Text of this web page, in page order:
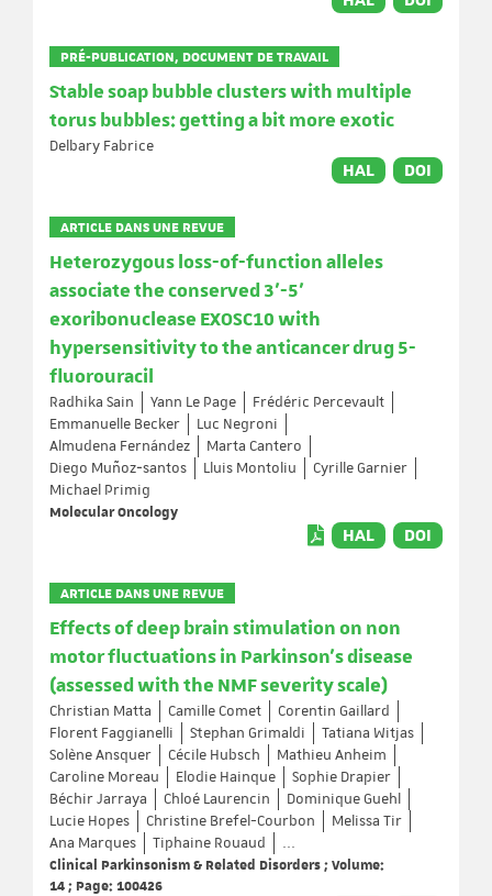
PRÉ-PUBLICATION, DOCUMENT DE TRAVAIL
Stable soap bubble clusters with multiple
torus bubbles: getting a bit more exotic
Delbary Fabrice
HAL DOI
ARTICLE DANS UNE REVUE
Heterozygous loss-of-function alleles
associate the conserved 3'-5'
exoribonuclease EXOSC10 with
hypersensitivity to the anticancer drug 5-
fluorouracil
Radhika Sain Yann Le Page
Frédéric Percevault
Emmanuelle Becker
Luc Negroni
Almudena Fernández
Marta Cantero
Diego Muñoz‐santos
Lluis Montoliu
Cyrille Garnier
Michael Primig
Molecular Oncology
HAL DOI
ARTICLE DANS UNE REVUE
Effects of deep brain stimulation on non
motor fluctuations in Parkinson’s disease
(assessed with the NMF severity scale)
Christian Matta Camille Comet
Corentin Gaillard
Florent Faggianelli
Stephan Grimaldi
Tatiana Witjas
Solène Ansquer
Cécile Hubsch
Mathieu Anheim
Caroline Moreau
Elodie Hainque
Sophie Drapier
Béchir Jarraya
Chloé Laurencin
Dominique Guehl
Lucie Hopes
Christine Brefel-Courbon
Melissa Tir
Ana Marques
Tiphaine Rouaud
...
Clinical Parkinsonism & Related Disorders ; Volume:
14 ; Page: 100426